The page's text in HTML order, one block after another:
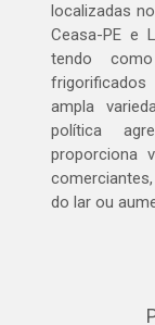
localizadas
Ceasa-PE e
tendo
ampla
política
proporciona
do lar ou